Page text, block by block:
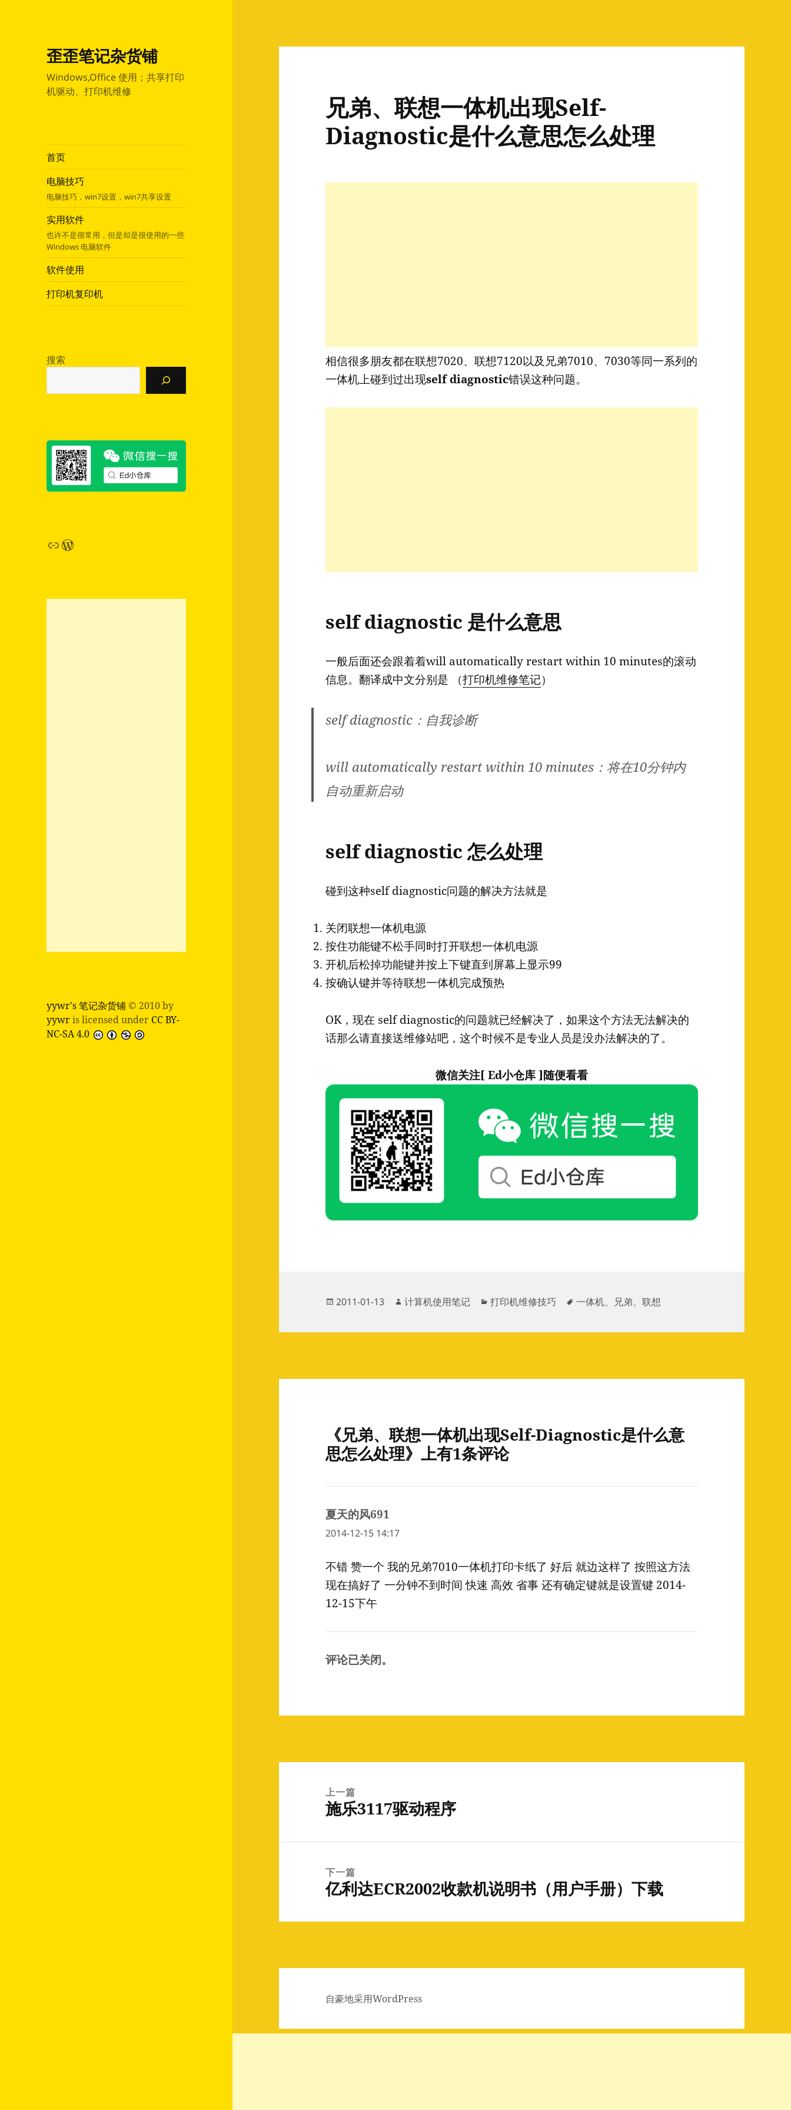
歪歪笔记杂货铺
Windows,Office 使用；共享打印
机驱动、打印机维修
首页
电脑技巧
电脑技巧，win7设置，win7共享设置
实用软件
也许不是很常用，但是却是很使用的一些
Windows 电脑软件
软件使用
打印机复印机
搜索
链接WordPress
yywr's 笔记杂货铺 © 2010 by
yywris licensed under CC BY-
NC-SA 4.0
兄弟、联想一体机出现Self-
Diagnostic是什么意思怎么处理
相信很多朋友都在联想7020、联想7120以及兄弟7010、7030等同一系列的
一体机上碰到过出现self diagnostic错误这种问题。
self diagnostic 是什么意思
一般后面还会跟着着will automatically restart within 10 minutes的滚动
信息。翻译成中文分别是 （打印机维修笔记）
self diagnostic：自我诊断
will automatically restart within 10 minutes：将在10分钟内
自动重新启动
self diagnostic 怎么处理
碰到这种self diagnostic问题的解决方法就是
关闭联想一体机电源
按住功能键不松手同时打开联想一体机电源
开机后松掉功能键并按上下键直到屏幕上显示99
按确认键并等待联想一体机完成预热
OK，现在 self diagnostic的问题就已经解决了，如果这个方法无法解决的
话那么请直接送维修站吧，这个时候不是专业人员是没办法解决的了。
微信关注[ Ed小仓库 ]随便看看
发
于
2011-01-13
作
计算机使用笔记
分
打印机维修技巧
标
一体机、 兄弟、联想
《兄弟、联想一体机出现Self-Diagnostic是什么意
思怎么处理》上有1条评论
夏天的风691
道：
2014-12-15 14:17
不错 赞一个 我的兄弟7010一体机打印卡纸了 好后 就边这样了 按照这方法
现在搞好了 一分钟不到时间 快速 高效 省事 还有确定键就是设置键 2014-
12-15下午
评论已关闭。
上一篇
上
文
施乐3117驱动程序
下一篇
下
文
亿利达ECR2002收款机说明书（用户手册）下载
自豪地采用WordPress